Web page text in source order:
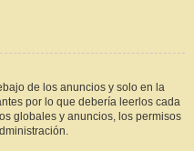
de los anuncios y solo en la
por lo que debería leerlos cada
globales y anuncios, los permisos